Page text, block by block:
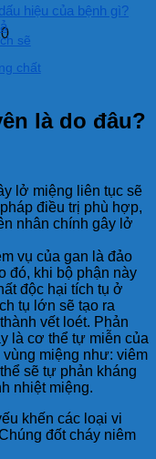
hiệu của bệnh gì?
sẽ
chất
là do đâu?
lở miệng liên tục sẽ
điều trị phù hợp,
nhân chính gây lở
vụ của gan là đảo
đó, khi bộ phận này
độc hại tích tụ ở
tụ lớn sẽ tạo ra
vết loét. Phản
là cơ thể tự miễn của
miệng như: viêm
sẽ tự phản kháng
nhiệt miệng.
khến các loại vi
đốt cháy niêm